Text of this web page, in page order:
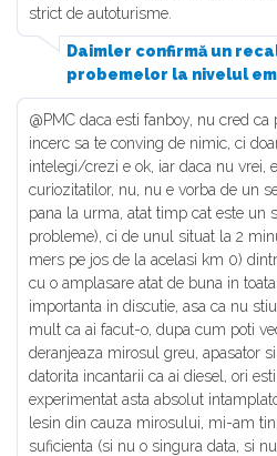
strict de autoturisme.
Daimler confirmă un
probemelor la nivelul
@PMC daca esti fanboy, nu cred
incerc sa te conving de nimic, ci
intelegi/crezi e ok, iar daca nu vrei,
curiozitatilor, nu, nu e vorba de un
pana la urma, atat timp cat este un
probleme), ci de unul situat la 2
mers pe jos de la acelasi km 0)
cu o amplasare atat de buna in
importanta in discutie, asa ca nu
mult ca ai facut-o, dupa cum poti
deranjeaza mirosul greu, apasator
datorita incantarii ca ai diesel, ori
experimentat asta absolut
lesin din cauza mirosului, mi-am
suficienta (si nu o singura data, si